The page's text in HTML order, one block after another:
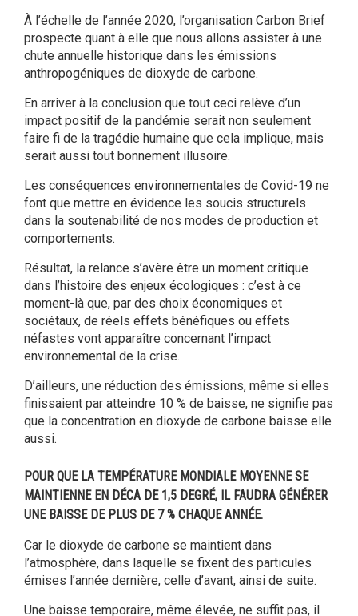
À l’échelle de l’année 2020, l’organisation Carbon Brief
prospecte quant à elle que nous allons assister à une
chute annuelle historique dans les émissions
anthropogéniques de dioxyde de carbone.
En arriver à la conclusion que tout ceci relève d’un
impact positif de la pandémie serait non seulement
faire fi de la tragédie humaine que cela implique, mais
serait aussi tout bonnement illusoire.
Les conséquences environnementales de Covid-19 ne
font que mettre en évidence les soucis structurels
dans la soutenabilité de nos modes de production et
comportements.
Résultat, la relance s’avère être un moment critique
dans l’histoire des enjeux écologiques : c’est à ce
moment-là que, par des choix économiques et
sociétaux, de réels effets bénéfiques ou effets
néfastes vont apparaître concernant l’impact
environnemental de la crise.
D’ailleurs, une réduction des émissions, même si elles
finissaient par atteindre 10 % de baisse, ne signifie pas
que la concentration en dioxyde de carbone baisse elle
aussi.
POUR QUE LA TEMPÉRATURE MONDIALE MOYENNE SE
MAINTIENNE EN DÉCA DE 1,5 DEGRÉ, IL FAUDRA GÉNÉRER
UNE BAISSE DE PLUS DE 7 % CHAQUE ANNÉE.
Car le dioxyde de carbone se maintient dans
l’atmosphère, dans laquelle se fixent des particules
émises l’année dernière, celle d’avant, ainsi de suite.
Une baisse temporaire, même élevée, ne suffit pas, il